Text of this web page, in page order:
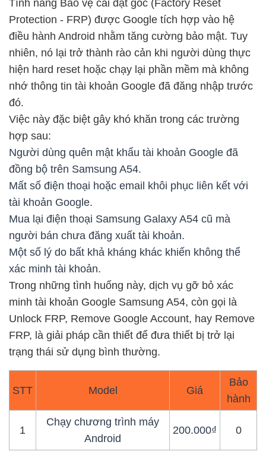
Tính năng Bảo vệ cài đặt gốc (Factory Reset
Protection - FRP) được Google tích hợp vào hệ
điều hành Android nhằm tăng cường bảo mật. Tuy
nhiên, nó lại trở thành rào cản khi người dùng thực
hiện hard reset hoặc chạy lại phần mềm mà không
nhớ thông tin tài khoản Google đã đăng nhập trước
đó.
Việc này đặc biệt gây khó khăn trong các trường
hợp sau:
Người dùng quên mật khẩu tài khoản Google đã
đồng bộ trên Samsung A54.
Mất số điện thoại hoặc email khôi phục liên kết với
tài khoản Google.
Mua lại điện thoại Samsung Galaxy A54 cũ mà
người bán chưa đăng xuất tài khoản.
Một số lý do bất khả kháng khác khiến không thể
xác minh tài khoản.
Trong những tình huống này, dịch vụ gỡ bỏ xác
minh tài khoản Google Samsung A54, còn gọi là
Unlock FRP, Remove Google Account, hay Remove
FRP, là giải pháp cần thiết để đưa thiết bị trở lại
trạng thái sử dụng bình thường.
STT Model Giá
Bảo
hành
1
Chạy chương trình máy
Android
200.000₫ 0